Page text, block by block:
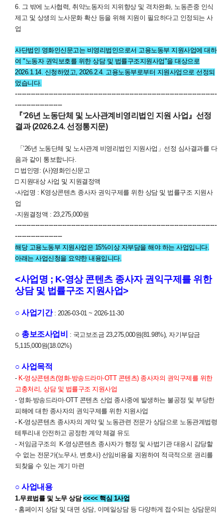
6. 그 밖에 노사협력, 취약노동자의 지위향상 및 격차완화, 노동존중 인식
제고 및 상생의 노사문화 확산 등을 위해 지원이 필요하다고 인정되는 사
업
사단법인 영화인신문고는 비영리법인으로서 고용노동부 지원사업에 대하
여 "노동자 권익보호를 위한 상담 및 법률구조지원사업"을 대상으로
2026.1.14. 신청하였고, 2026.2.4. 고용노동부로부터 지원사업으로 선정되
었습니다.
------------------------------------------------------------------------------------------
---------------------
『‘26년 노동단체 및 노사관계비영리법인 지원 사업』선정
결과 (2026.2.4. 선정통지문)
「’26년 노동단체 및 노사관계 비영리법인 지원사업」선정 심사결과를 다
음과 같이 통보합니다.
□ 법인명: (사)영화인신문고
□ 지원대상 사업 및 지원결정액
-사업명 : K영상콘텐츠 종사자 권익구제를 위한 상담 및 법률구조 지원사
업
-지원결정액 : 23,275,000원
------------------------------------------------------------------------------------------
---------------------
해당 고용노동부 지원사업은 15%이상 자부담을 해야 하는 사업입니다.
아래는 사업신청을 요약한 내용입니다.
<사업명 ; K-영상 콘텐츠 종사자 권익구제를 위한
상담 및 법률구조 지원사업>
○ 사업기간 : 2026-03-01 ~ 2026-11-30
○ 총보조사업비
: 국고보조금 23,275,000원(81.98%), 자기부담금
5,115,000원(18.02%)
○ 사업목적
- K-영상콘텐츠(영화·방송드라마·OTT 콘텐츠) 종사자의 권익구제를 위한
고충처리, 상담 및 법률구조 지원사업
- 영화·방송드라마·OTT 콘텐츠 산업 종사중에 발생하는 불공정 및 부당한
피해에 대한 종사자의 권익구제를 위한 지원사업
- K-영상콘텐츠 종사자의 계약 및 노동관련 전문가 상담으로 노동관계법령
테투리내 안전하고 공정한 계약 체결 유도
- 저임금구조의 K-영상콘텐츠 종사자가 행정 및 사법기관 대응시 감당할
수 없는 전문가(노무사, 변호사) 선임비용을 지원하여 적극적으로 권리를
되찾을 수 있는 계기 마련
○ 사업내용
1.무료법률 및 노무 상담<<<< 핵심 1사업
- 홈페이지 상담 및 대면 상담, 이메일상담 등 다양하게 접수되는 상담문의